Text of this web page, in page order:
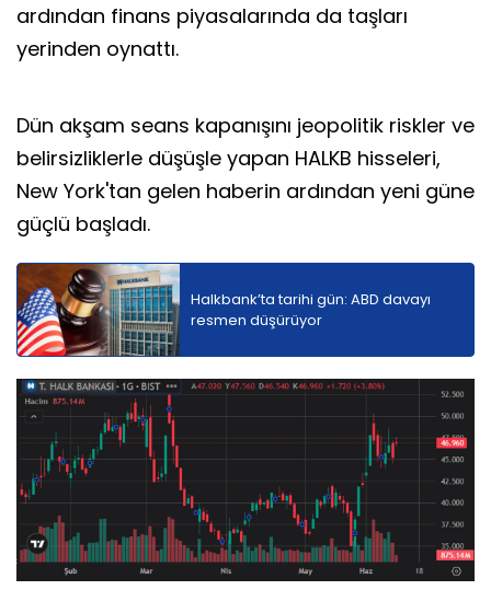
ardından finans piyasalarında da taşları
yerinden oynattı.
Dün akşam seans kapanışını jeopolitik riskler ve
belirsizliklerle düşüşle yapan HALKB hisseleri,
New York'tan gelen haberin ardından yeni güne
güçlü başladı.
Halkbank’ta tarihi gün: ABD davayı
resmen düşürüyor